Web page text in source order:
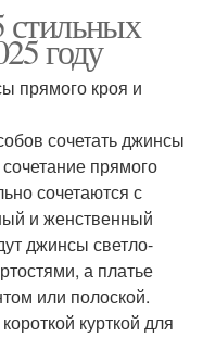
году
прямого кроя и
сочетать джинсы
прямого
сочетаются с
и женственный
джинсы светло-
а платье
или полоской.
курткой для